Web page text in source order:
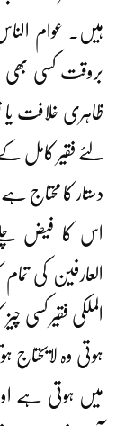
ہیں۔ عوام
بروقت کسی بھی
ظاہری خلافت یا
لئے فقیر کامل کے
دستار کا محتاج ہے
اس کا فیض چلے
العارفین کی
الملکی فقیر کسی
ہوتی وہ لایحتاج
میں ہوتی ہے